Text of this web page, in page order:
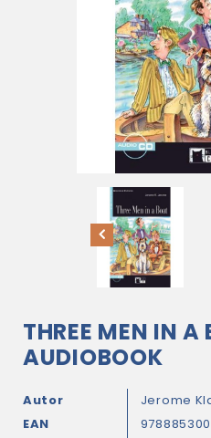
THREE MEN IN A
AUDIOBOOK
Autor
Jerome
EAN